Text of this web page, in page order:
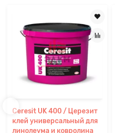
Ceresit UK 400 / Церезит
клей универсальный для
линолеума и ковролина